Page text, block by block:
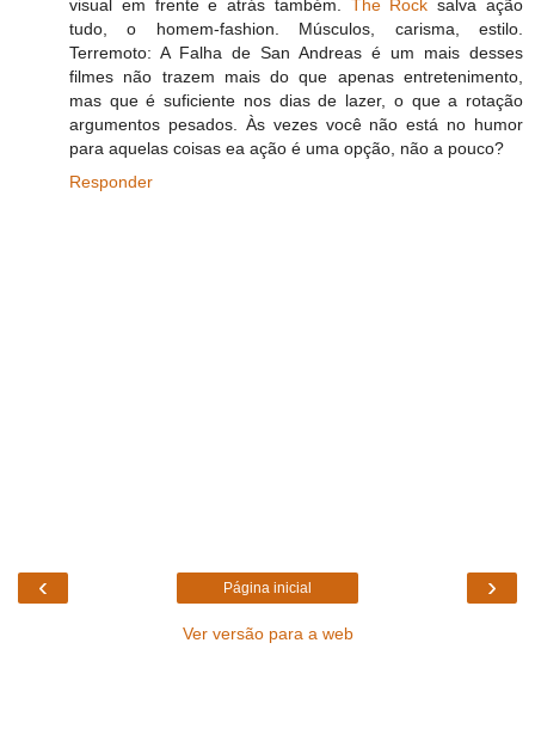
visual em frente e atrás também. The Rock salva ação
tudo, o homem-fashion. Músculos, carisma, estilo.
Terremoto: A Falha de San Andreas é um mais desses
filmes não trazem mais do que apenas entretenimento,
mas que é suficiente nos dias de lazer, o que a rotação
argumentos pesados. Às vezes você não está no humor
para aquelas coisas ea ação é uma opção, não a pouco?
Responder
‹ ›
Página inicial
Ver versão para a web